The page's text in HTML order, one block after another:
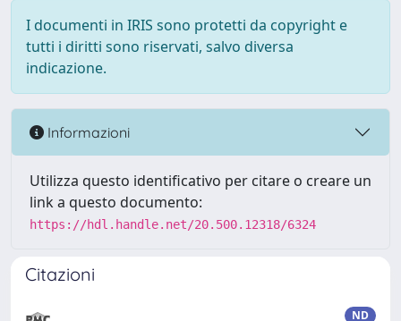
I documenti in IRIS sono protetti da copyright e
tutti i diritti sono riservati, salvo diversa
indicazione.
Informazioni
Utilizza questo identificativo per citare o creare un
link a questo documento:
https://hdl.handle.net/20.500.12318/6324
Citazioni
ND